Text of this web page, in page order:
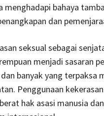
bahaya
dan
seksual sebagai
menjadi sasaran
banyak yang terpaksa
Penggunaan
hak asasi manusia